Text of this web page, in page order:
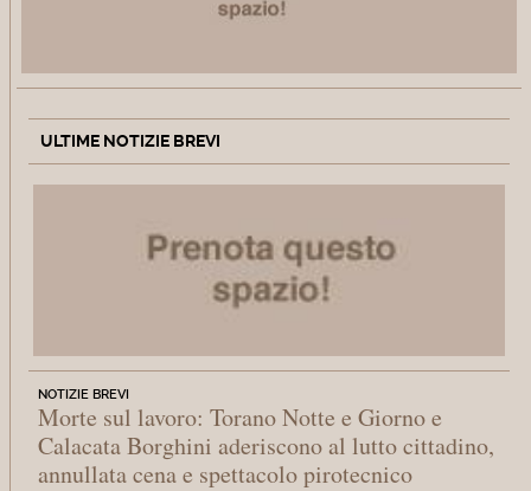
ULTIME NOTIZIE BREVI
NOTIZIE BREVI
Morte sul lavoro: Torano Notte e Giorno e
Calacata Borghini aderiscono al lutto cittadino,
annullata cena e spettacolo pirotecnico